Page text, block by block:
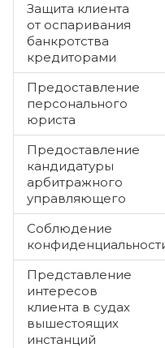
Защита клиента
от оспаривания
банкротства
кредиторами
Предоставление
персонального
юриста
Предоставление
кандидатуры
арбитражного
управляющего
Соблюдение
Представление
интересов
клиента в судах
вышестоящих
инстанций